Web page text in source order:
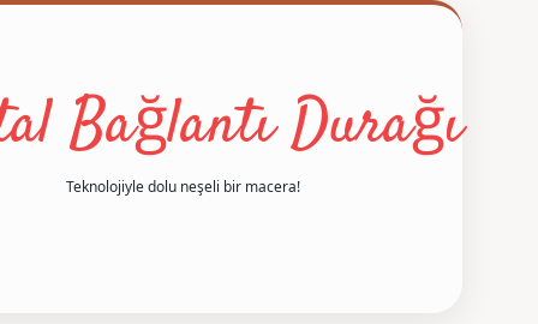
Bağlantı Durağı
Teknolojiyle dolu neşeli bir macera!